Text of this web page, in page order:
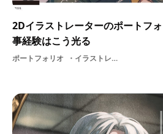
2Dイラストレーターのポートフ
事経験はこう光る
ポートフォリオ イラストレーター2Dデザイナー